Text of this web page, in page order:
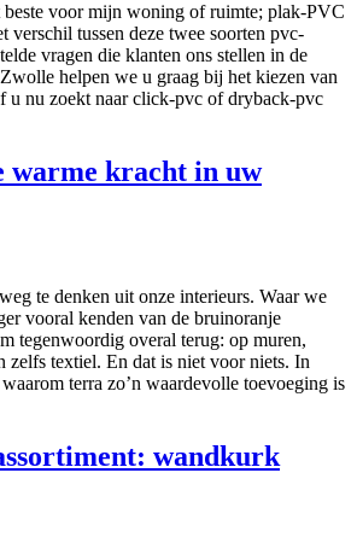
beste voor mijn woning of ruimte; plak-PVC
tussen deze twee soorten pvc-
vragen die klanten ons stellen in de
helpen we u graag bij het kiezen van
u nu zoekt naar click-pvc of dryback-pvc
warme kracht in uw
te denken uit onze interieurs. Waar we
vooral kenden van de bruinoranje
tegenwoordig overal terug: op muren,
zelfs textiel. En dat is niet voor niets. In
terra zo’n waardevolle toevoeging is
wandkurk